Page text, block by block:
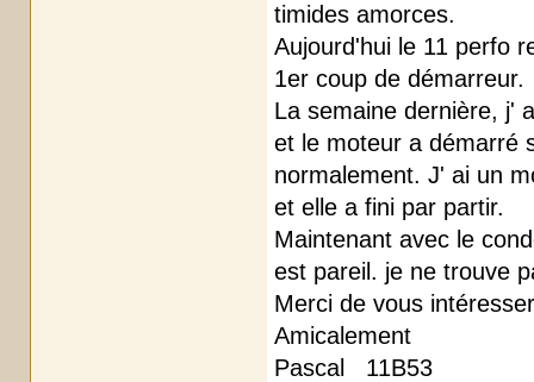
timides amorces.
Aujourd'hui le 11 perfo
1er coup de démarreur.
La semaine dernière, j'
et le moteur a démarré
normalement. J' ai un
et elle a fini par partir.
Maintenant avec le
est pareil. je ne trouve
Merci de vous
Amicalement
Pascal 11B53